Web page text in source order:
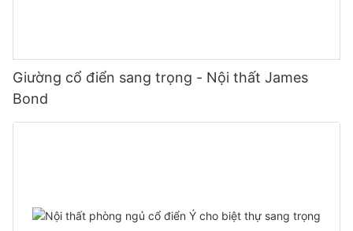
Giường cổ điển sang trọng - Nội thất James
Bond